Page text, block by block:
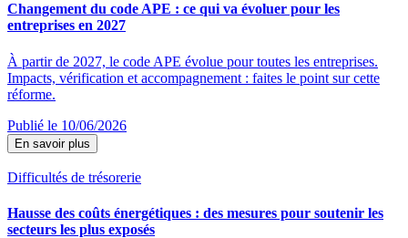
Changement du code APE : ce qui va évoluer pour les
entreprises en 2027
À partir de 2027, le code APE évolue pour toutes les entreprises.
Impacts, vérification et accompagnement : faites le point sur cette
réforme.
Publié le 10/06/2026
En savoir plus
Difficultés de trésorerie
Hausse des coûts énergétiques : des mesures pour soutenir les
secteurs les plus exposés